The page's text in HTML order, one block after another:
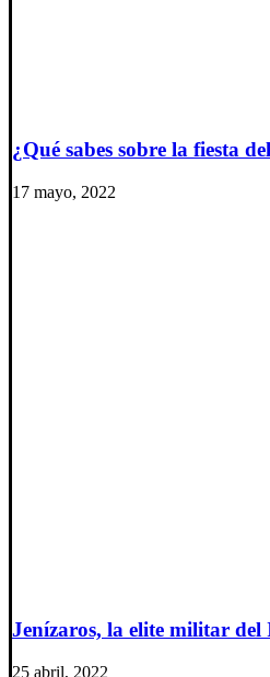
¿Qué sabes sobre la fiesta
17 mayo, 2022
Jenízaros, la elite militar
25 abril, 2022